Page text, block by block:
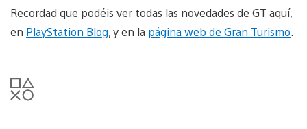
Recordad que podéis ver todas las novedades de GT aquí,
en PlayStation Blog, y en la página web de Gran Turismo.